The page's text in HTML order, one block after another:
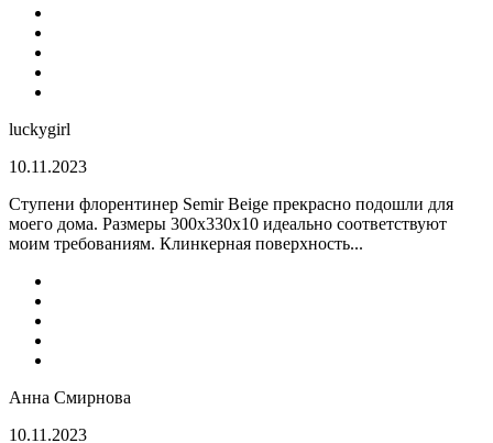
luckygirl
10.11.2023
Ступени флорентинер Semir Beige прекрасно подошли для
моего дома. Размеры 300х330х10 идеально соответствуют
моим требованиям. Клинкерная поверхность...
Анна Смирнова
10.11.2023